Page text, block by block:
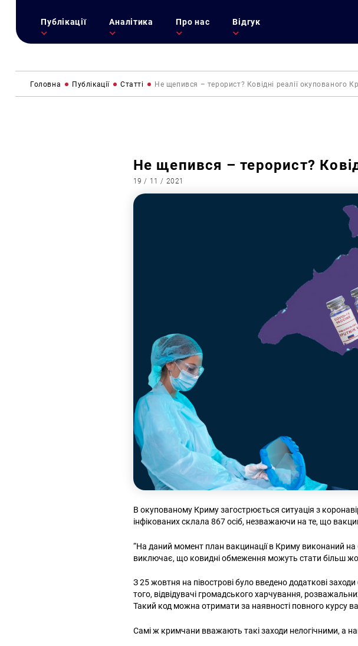
Публікації Аналітика Про нас Відгук
Головна Публікації Статті Не щепився – терорист? Ковідні реалії окупованого
Не щепився – терорист?
19 / 11 / 2021
В окупованому Криму загострюється ситуація з
інфікованих склала 867 осіб, незважаючи на те, що
“На даний момент план вакцинації в Криму виконаний
виключає, що ковидні обмеження можуть стати більш
З 25 жовтня на півострові було введено додаткові
того, відвідувачі громадського харчування,
Такий код можна отримати за наявності повного курсу
Самі ж кримчани вважають такі заходи нелогічними, а